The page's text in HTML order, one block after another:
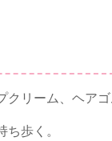
リーム、ヘアゴ
歩く。